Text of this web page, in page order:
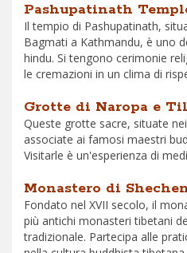
Pashupatinath
Il tempio di Pashupatinath,
Bagmati a Kathmandu, è uno
hindu. Si tengono cerimonie
le cremazioni in un clima di
Grotte di Naropa e
Queste grotte sacre, situate
associate ai famosi maestri
Visitarle è un'esperienza di
Monastero di
Fondato nel XVII secolo, il
più antichi monasteri tibetani
tradizionale. Partecipa alle